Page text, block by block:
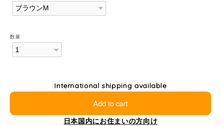
数量
International shipping available
Add to cart
日本国内にお住まいの方向け